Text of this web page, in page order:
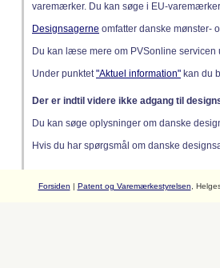
varemærker. Du kan søge i EU-
Designsagerne omfatter danske mønster-
Du kan læse mere om PVSonline
Under punktet"Aktuel information" kan du
Der er indtil videre ikke adgang til
Du kan søge oplysninger om danske
Hvis du har spørgsmål om danske
Forsiden | Patent og Varemærkestyrelsen ,